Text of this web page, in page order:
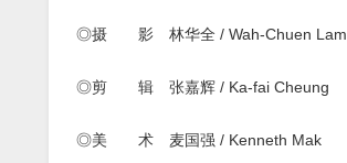
◎摄 影 林华全 / Wah-Chuen Lam
◎剪 辑 张嘉辉 / Ka-fai Cheung
◎美 术 麦国强 / Kenneth Mak